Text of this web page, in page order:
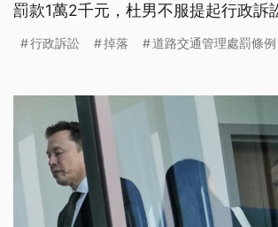
罰款1萬2千元，杜男不服提起行政訴
行政訴訟 掉落 道路交通管理處罰條例